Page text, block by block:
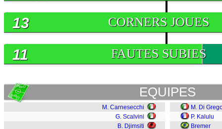
CORNERS JOUES
13
FAUTES SUBIES
11
EQUIPES
M. Carnesecchi
G. Scalvini
B. Djimsiti
M. Di
P. Kalulu
Bremer